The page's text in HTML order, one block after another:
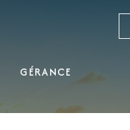
GÉRANCE